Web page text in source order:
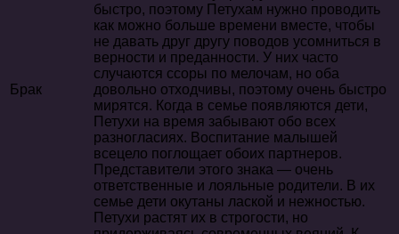
Брак
быстро, поэтому Петухам нужно проводить
как можно больше времени вместе, чтобы
не давать друг другу поводов усомниться в
верности и преданности. У них часто
случаются ссоры по мелочам, но оба
довольно отходчивы, поэтому очень быстро
мирятся. Когда в семье появляются дети,
Петухи на время забывают обо всех
разногласиях. Воспитание малышей
всецело поглощает обоих партнеров.
Представители этого знака — очень
ответственные и лояльные родители. В их
семье дети окутаны лаской и нежностью.
Петухи растят их в строгости, но